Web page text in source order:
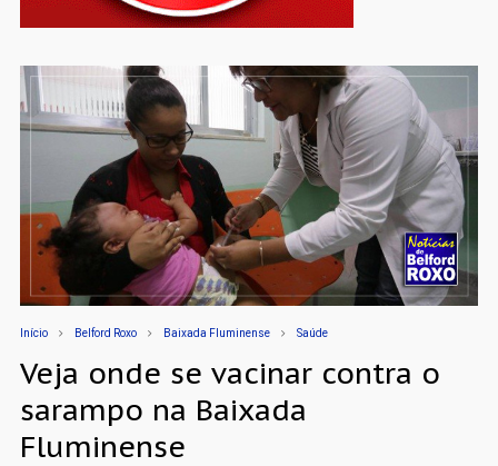
Início Belford Roxo Baixada Fluminense Saúde
Veja onde se vacinar contra o
sarampo na Baixada
Fluminense